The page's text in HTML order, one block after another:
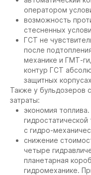
оператором
возможность
стесненных
ГСТ не
после
механике и ГМТ-
контур ГСТ
защитных
Также у бульдозеров
затраты:
экономия
с гидро-
снижение
четыре
планетарная
гидромеханике.